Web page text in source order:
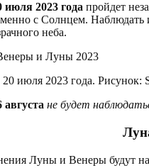
июля 2023 года пройдет
с Солнцем. Наблюдать
неба.
июля 2023 года. Рисунок:
августа не будет
Луны и Венеры будут